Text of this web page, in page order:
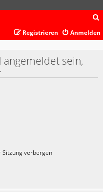
c
Anmelden
Registrieren
sein,
Sitzung verbergen